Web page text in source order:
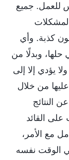
للعمل. جميع
كذبة. وأي
وبدلًا من
يؤدي إلا إلى
من خلال
النتائج
على القائد
مع الأمر،
الوقت نفسه